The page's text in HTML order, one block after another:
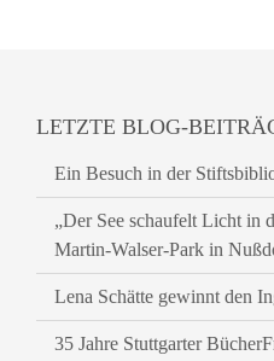
LETZTE BLOG-
Ein Besuch in der
„Der See schaufelt Licht in
Martin-Walser-Park in
Lena Schätte gewinnt den
35 Jahre Stuttgarter